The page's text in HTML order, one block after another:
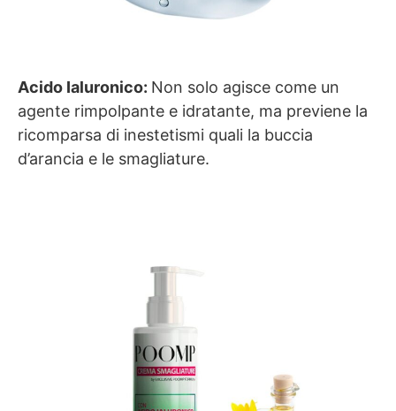
Acido Ialuronico: Non solo agisce come un
agente rimpolpante e idratante, ma previene la
ricomparsa di inestetismi quali la buccia
d’arancia e le smagliature.